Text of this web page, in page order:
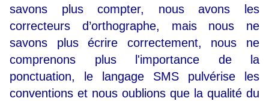
savons plus compter, nous avons les
correcteurs d’orthographe, mais nous ne
savons plus écrire correctement, nous ne
comprenons plus l'importance de la
ponctuation, le langage SMS pulvérise les
conventions et nous oublions que la qualité du